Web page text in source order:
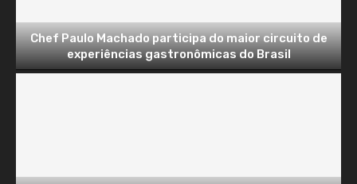
Chef Paulo Machado participa do maior circuito de
experiências gastronômicas do Brasil